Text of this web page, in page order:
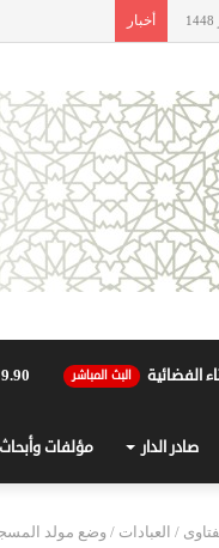
أخبار
الفضائية البث المباشر 90.FM 9
صادر الدار مؤلفات وأبحاث
/ العبادات / وضع مولد